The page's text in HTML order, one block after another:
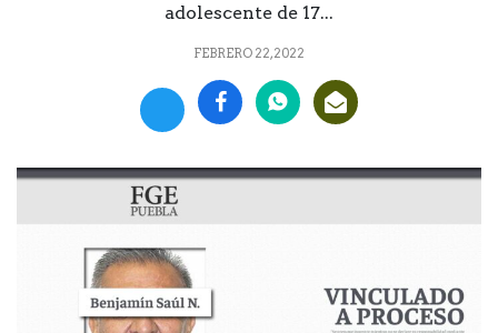
adolescente de 17...
FEBRERO 22, 2022